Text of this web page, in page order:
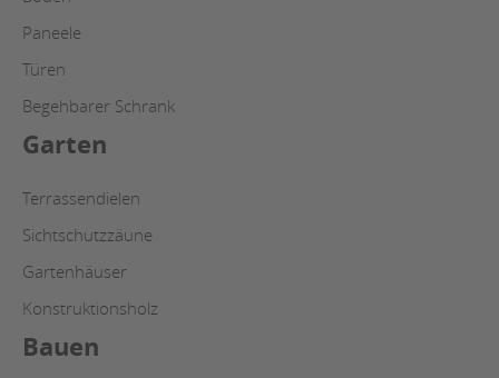
Paneele
Türen
Begehbarer Schrank
Garten
Terrassendielen
Sichtschutzzäune
Gartenhäuser
Konstruktionsholz
Bauen